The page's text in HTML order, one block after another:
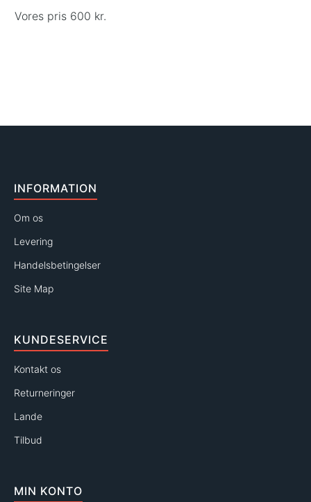
Vores pris 600 kr.
INFORMATION
Om os
Levering
Handelsbetingelser
Site Map
KUNDESERVICE
Kontakt os
Returneringer
Lande
Tilbud
MIN KONTO